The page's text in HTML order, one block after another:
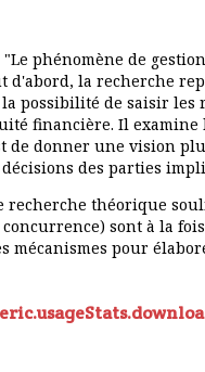
phénomène de
d'abord, la recherche
possibilité de saisir les
financière. Il examine
de donner une vision
des parties
recherche théorique
sont à la
mécanismes pour